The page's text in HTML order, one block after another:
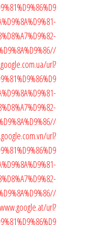
url?
url?
url?